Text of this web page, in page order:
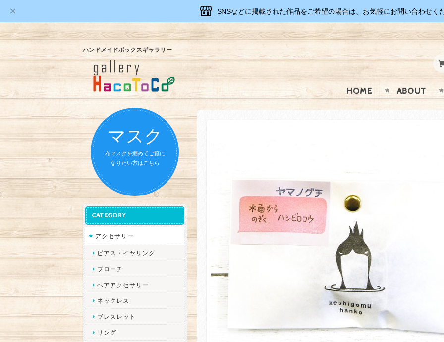
SNSなどに掲載された作品をご希望の場合は、お気軽にお問い合わせく
ハンドメイドボックスギャラリー
HOME ABOUT
マスク
布マスクを纏めてご覧に
なりたい方はこちら
CATEGORY
アクセサリー
ピアス・イヤリング
ブローチ
ヘアアクセサリー
ネックレス
ブレスレット
リング